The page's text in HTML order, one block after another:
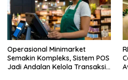
Operasional Minimarket
Semakin Kompleks, Sistem POS
Jadi Andalan Kelola Transaksi